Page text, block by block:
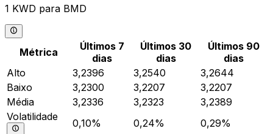
1 KWD para BMD
Métrica
Últimos 7
dias
Últimos 30
dias
Últimos 90
dias
Alto
3,2396 3,2540
3,2644
Baixo
3,2300 3,2207
3,2207
Média
3,2336 3,2323
3,2389
Volatilidade
0,10% 0,24% 0,29%